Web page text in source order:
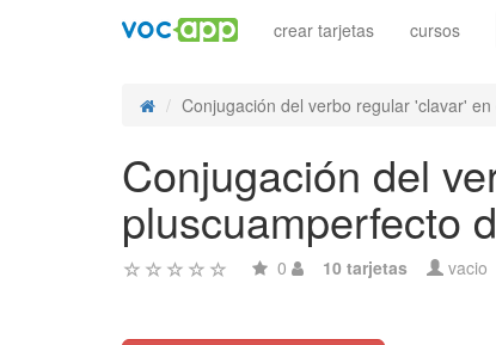
crear tarjetas cursos
Conjugación del verbo regular 'clavar' en
Conjugación del
pluscuamperfecto
0 10 tarjetas vacio